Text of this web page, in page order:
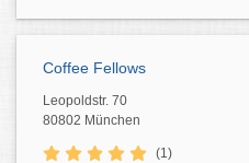
Coffee Fellows
Leopoldstr. 70
80802 München
(1)